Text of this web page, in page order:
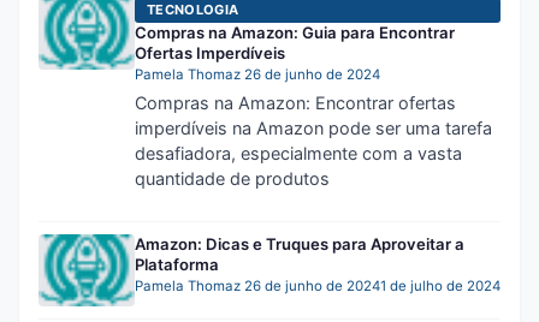
TECNOLOGIA
Compras na Amazon: Guia para Encontrar
Ofertas Imperdíveis
Pamela Thomaz 26 de junho de 2024
Compras na Amazon: Encontrar ofertas
imperdíveis na Amazon pode ser uma tarefa
desafiadora, especialmente com a vasta
quantidade de produtos
Amazon: Dicas e Truques para Aproveitar a
Plataforma
Pamela Thomaz 26 de junho de 20241 de julho de 2024